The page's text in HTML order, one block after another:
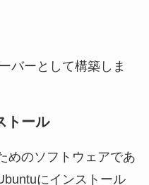
バーとして構築しま
トール
めのソフトウェアであ
にインストール